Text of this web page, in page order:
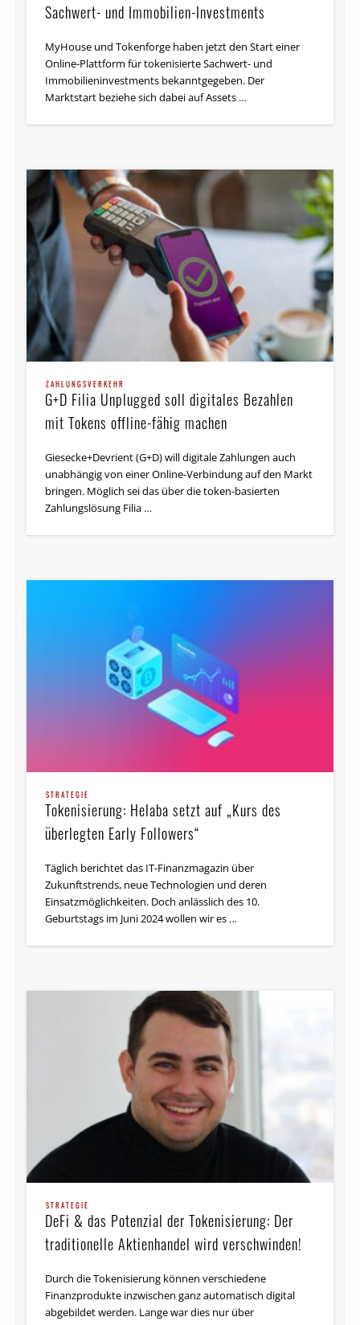
Sachwert- und Immobilien-Investments
MyHouse und Tokenforge haben jetzt den Start einer
Online-Plattform für tokenisierte Sachwert- und
Immobilieninvestments bekanntgegeben. Der
Marktstart beziehe sich dabei auf Assets …
ZAHLUNGSVERKEHR
G+D Filia Unplugged soll digitales Bezahlen
mit Tokens offline-fähig machen
Giesecke+Devrient (G+D) will digitale Zahlungen auch
unabhängig von einer Online-Verbindung auf den Markt
bringen. Möglich sei das über die token-basierten
Zahlungslösung Filia …
STRATEGIE
Tokenisierung: Helaba setzt auf „Kurs des
überlegten Early Followers“
Täglich berichtet das IT-Finanzmagazin über
Zukunftstrends, neue Technologien und deren
Einsatzmöglichkeiten. Doch anlässlich des 10.
Geburtstags im Juni 2024 wollen wir es …
STRATEGIE
DeFi & das Potenzial der Tokenisierung: Der
traditionelle Aktienhandel wird verschwinden!
Durch die Tokenisierung können verschiedene
Finanzprodukte inzwischen ganz automatisch digital
abgebildet werden. Lange war dies nur über